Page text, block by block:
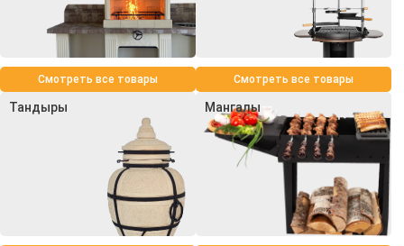
Смотреть все товары Смотреть все товары
Тандыры Мангалы